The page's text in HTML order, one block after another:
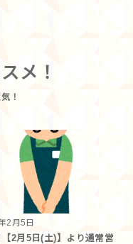
メ！
2月5日
2月5日(土)】より通常営